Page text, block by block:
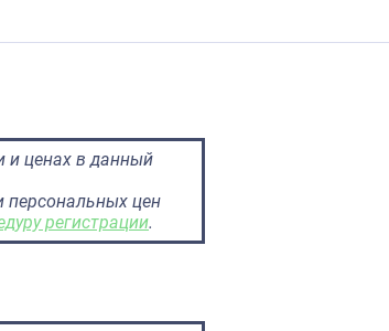
и ценах в данный
персональных цен
регистрации.